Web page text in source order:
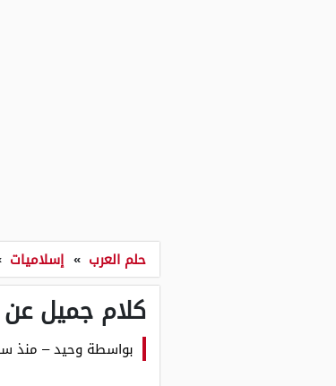
حلم العرب » إسلاميات
كلام جميل عن
بواسطة وحيد– منذ